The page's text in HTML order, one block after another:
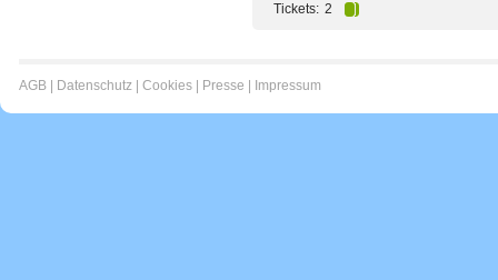
Tickets: 2
AGB Datenschutz Cookies Presse Impressum